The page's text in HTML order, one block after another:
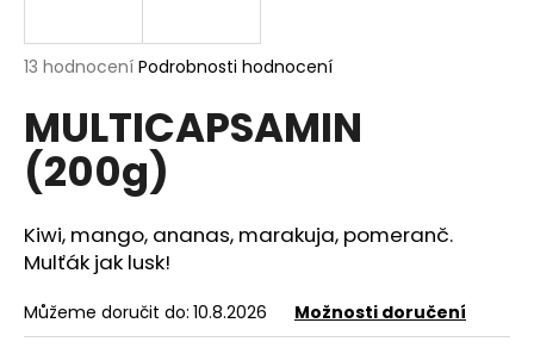
Průměrné
produktu
je
4,9
z
hvězdiček.
13 hodnocení Podrobnosti hodnocení
MULTICAPSAMIN
(200g)
Kiwi, mango, ananas, marakuja, pomeranč.
Mulťák jak lusk!
Můžeme doručit do: 10.8.2026 Možnosti doručení
j
t
?